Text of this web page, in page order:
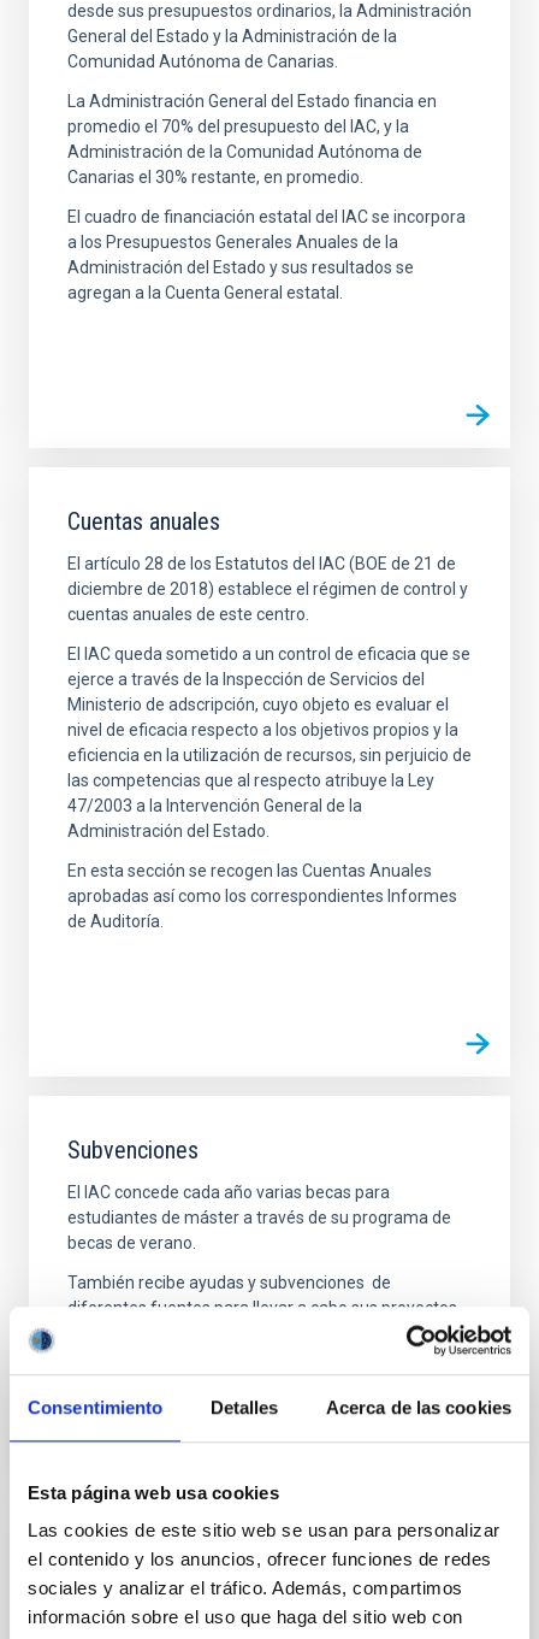
Consentimiento Detalles Acerca de las cookies
Esta página web usa cookies
Las cookies de este sitio web se usan para personalizar
el contenido y los anuncios, ofrecer funciones de redes
sociales y analizar el tráfico. Además, compartimos
información sobre el uso que haga del sitio web con
desde sus presupuestos ordinarios, la Administración
General del Estado y la Administración de la
Comunidad Autónoma de Canarias.
La Administración General del Estado financia en
promedio el 70% del presupuesto del IAC, y la
Administración de la Comunidad Autónoma de
Canarias el 30% restante, en promedio.
El cuadro de financiación estatal del IAC se incorpora
a los Presupuestos Generales Anuales de la
Administración del Estado y sus resultados se
agregan a la Cuenta General estatal.
Cuentas anuales
El artículo 28 de los Estatutos del IAC (BOE de 21 de
diciembre de 2018) establece el régimen de control y
cuentas anuales de este centro.
El IAC queda sometido a un control de eficacia que se
ejerce a través de la Inspección de Servicios del
Ministerio de adscripción, cuyo objeto es evaluar el
nivel de eficacia respecto a los objetivos propios y la
eficiencia en la utilización de recursos, sin perjuicio de
las competencias que al respecto atribuye la Ley
47/2003 a la Intervención General de la
Administración del Estado.
En esta sección se recogen las Cuentas Anuales
aprobadas así como los correspondientes Informes
de Auditoría.
Subvenciones
El IAC concede cada año varias becas para
estudiantes de máster a través de su programa de
becas de verano.
También recibe ayudas y subvenciones de
diferentes fuentes para llevar a cabo sus proyectos
Bienes inmuebles
El Instituto de Astrofísica de Canarias tiene 2
localizaciones en la isla de Tenerife: la sede central